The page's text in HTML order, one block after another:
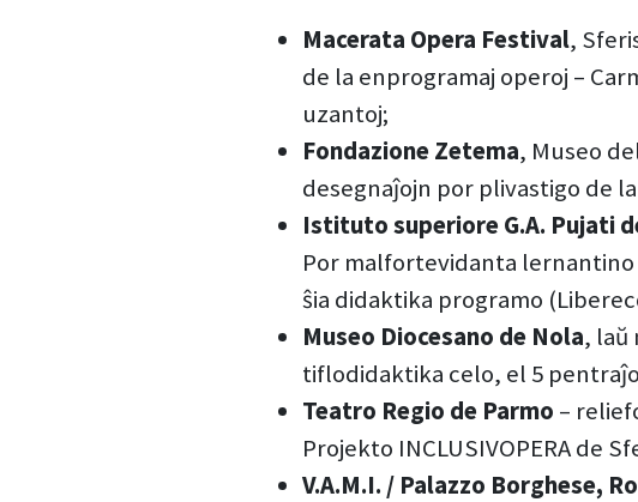
Macerata Opera Festival,
de la enprogramaj operoj –
uzantoj;
Fondazione Zetema, Museo
desegnaĵojn por plivastigo de
Istituto superiore G.A. Pujati
Por malfortevidanta
ŝia didaktika programo
Museo Diocesano de Nola, laŭ
tiflodidaktika celo, el 5
Teatro Regio de Parmo –
Projekto INCLUSIVOPERA de
V.A.M.I. / Palazzo Borghese,